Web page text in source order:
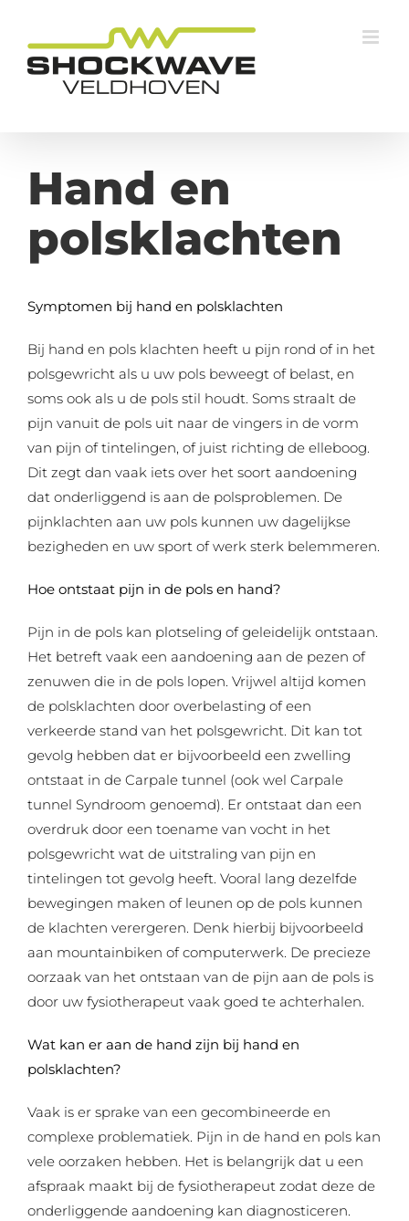
inhoud
Hand en
polsklachten
Symptomen bij hand en polsklachten
Bij hand en pols klachten heeft u pijn rond of in het
polsgewricht als u uw pols beweegt of belast, en
soms ook als u de pols stil houdt. Soms straalt de
pijn vanuit de pols uit naar de vingers in de vorm
van pijn of tintelingen, of juist richting de elleboog.
Dit zegt dan vaak iets over het soort aandoening
dat onderliggend is aan de polsproblemen. De
pijnklachten aan uw pols kunnen uw dagelijkse
bezigheden en uw sport of werk sterk belemmeren.
Hoe ontstaat pijn in de pols en hand?
Pijn in de pols kan plotseling of geleidelijk ontstaan.
Het betreft vaak een aandoening aan de pezen of
zenuwen die in de pols lopen. Vrijwel altijd komen
de polsklachten door overbelasting of een
verkeerde stand van het polsgewricht. Dit kan tot
gevolg hebben dat er bijvoorbeeld een zwelling
ontstaat in de Carpale tunnel (ook wel Carpale
tunnel Syndroom genoemd). Er ontstaat dan een
overdruk door een toename van vocht in het
polsgewricht wat de uitstraling van pijn en
tintelingen tot gevolg heeft. Vooral lang dezelfde
bewegingen maken of leunen op de pols kunnen
de klachten verergeren. Denk hierbij bijvoorbeeld
aan mountainbiken of computerwerk. De precieze
oorzaak van het ontstaan van de pijn aan de pols is
door uw fysiotherapeut vaak goed te achterhalen.
Wat kan er aan de hand zijn bij hand en
polsklachten?
Vaak is er sprake van een gecombineerde en
complexe problematiek. Pijn in de hand en pols kan
vele oorzaken hebben. Het is belangrijk dat u een
afspraak maakt bij de fysiotherapeut zodat deze de
onderliggende aandoening kan diagnosticeren.